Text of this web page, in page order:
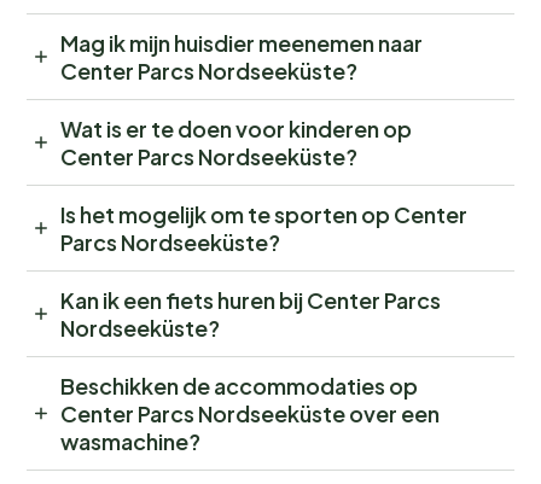
Mag ik mijn huisdier meenemen naar
Center Parcs Nordseeküste?
Wat is er te doen voor kinderen op
Center Parcs Nordseeküste?
Is het mogelijk om te sporten op Center
Parcs Nordseeküste?
Kan ik een fiets huren bij Center Parcs
Nordseeküste?
Beschikken de accommodaties op
Center Parcs Nordseeküste over een
wasmachine?